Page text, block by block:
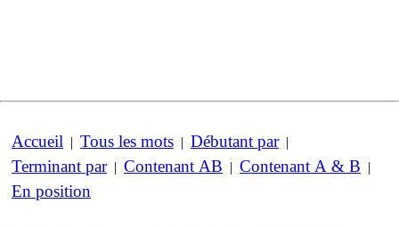
Accueil | Tous les mots | Débutant par|
Terminant par| Contenant AB | Contenant A & B |
En position